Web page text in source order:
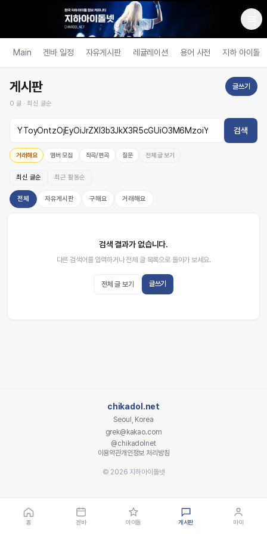
Main 겐바 일정 자유게시판 레귤레이션 용어 사전 지하 아이돌
게시판
0 글 ·최신 글순
글쓰기
검색
거래해요 멤버 모집 작곡/편곡 질문 전체 글 보기
최신 글순 최근 활동순
전체 자유게시판 구해요 거래해요
검색 결과가 없습니다.
다른 검색어를 입력하거나 전체 글 목록으로 돌아가 보세요.
전체 글 보기 글쓰기
chikadol.net
Seoul, Korea
grek@kakao.com
@chikadolnet
이용약관개인정보 처리방침
© 2026 지하아이돌넷
홈 겐바 아이돌 게시판 마이